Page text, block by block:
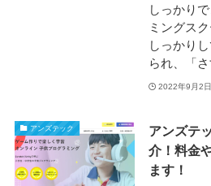
しっかり
ミングス
しっかり
られ、「
2022年9月2
アンズテック
アンズテ
介！料金
ます！